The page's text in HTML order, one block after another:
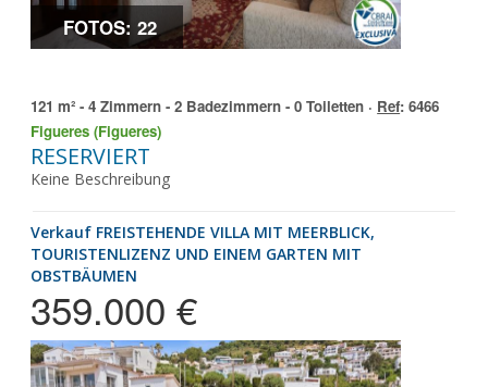
FOTOS: 22
121 m² - 4 Zimmern - 2 Badezimmern - 0 Toiletten · Ref: 6466
Figueres (Figueres)
RESERVIERT
Keine Beschreibung
Verkauf FREISTEHENDE VILLA MIT MEERBLICK,
TOURISTENLIZENZ UND EINEM GARTEN MIT
OBSTBÄUMEN
359.000 €